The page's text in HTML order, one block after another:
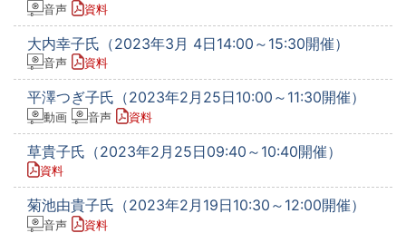
音声 資料
大内幸子氏（2023年3月 4日14:00～15:30開催）
音声 資料
平澤つぎ子氏（2023年2月25日10:00～11:30開催）
動画 音声 資料
草貴子氏（2023年2月25日09:40～10:40開催）
資料
菊池由貴子氏（2023年2月19日10:30～12:00開催）
音声 資料